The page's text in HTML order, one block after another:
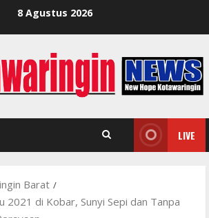
8 Agustus 2026
LIVE
Barat
2021 di Kobar, Sunyi Sepi dan Tanpa